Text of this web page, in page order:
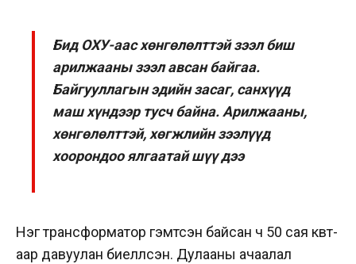
Бид ОХУ-аас хөнгөлөлттэй зээл биш
арилжааны зээл авсан байгаа.
Байгууллагын эдийн засаг, санхүүд
маш хүндээр тусч байна. Арилжааны,
хөнгөлөлттэй, хөгжлийн зээлүүд
хоорондоо ялгаатай шүү дээ
Нэг трансформатор гэмтсэн байсан ч 50 сая квт-
аар давуулан биелүүлсэн. Дулааны ачаалал